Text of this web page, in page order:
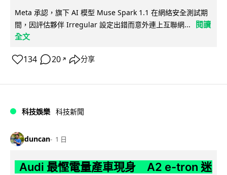
Meta 承認，旗下 AI 模型 Muse Spark 1.1 在網絡安全測試期
間，因評估夥伴 Irregular 設定出錯而意外連上互聯網...
閱讀
全文
134 20 ↗ 分享
科技娛樂 科技新聞
duncan 1 日
Audi 最慳電量產車現身 A2 e-tron 迷